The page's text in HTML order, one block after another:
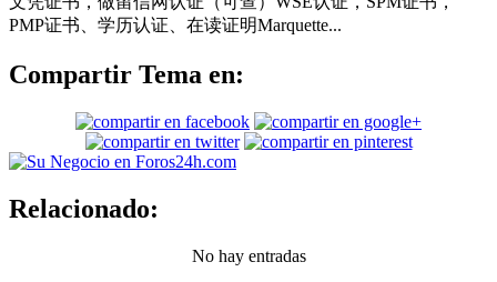
PMP证书、学历认证、在读证明Marquette...
Compartir Tema en:
Relacionado:
No hay entradas